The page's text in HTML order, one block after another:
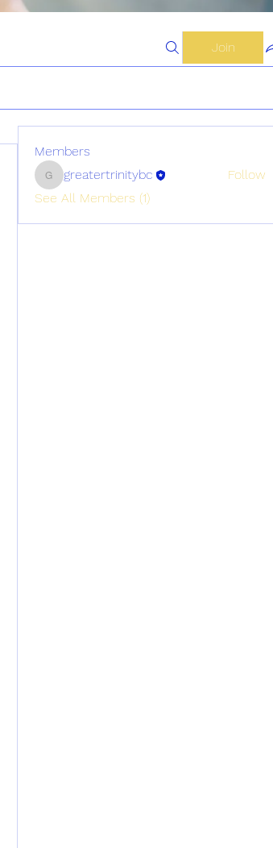
Join
Members
greatertrinitybc
greatertrinitybc
Follow
See All Members (1)